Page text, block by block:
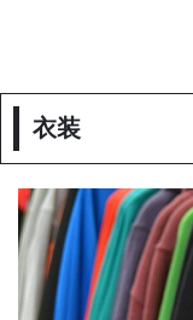
衣装